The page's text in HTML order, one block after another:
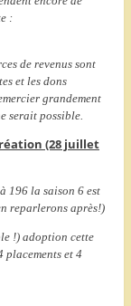
:
de revenus sont
et les dons
grandement
serait possible.
(28 juillet
196 la saison 6 est
reparlerons après!)
!) adoption cette
placements et 4